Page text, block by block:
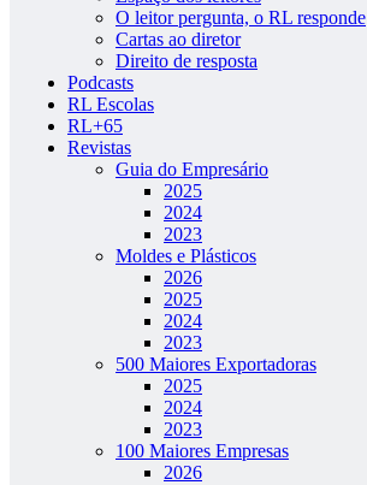
O leitor pergunta, o RL responde
Cartas ao diretor
Direito de resposta
Podcasts
RL Escolas
RL+65
Revistas
Guia do Empresário
2025
2024
2023
Moldes e Plásticos
2026
2025
2024
2023
500 Maiores Exportadoras
2025
2024
2023
100 Maiores Empresas
2026